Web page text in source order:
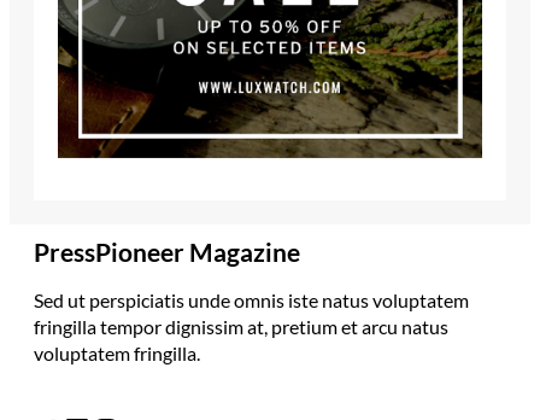
PressPioneer Magazine
Sed ut perspiciatis unde omnis iste natus voluptatem
fringilla tempor dignissim at, pretium et arcu natus
voluptatem fringilla.